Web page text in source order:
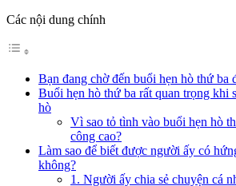
Các nội dung chính
Bạn đang chờ đến buổi hẹn hò thứ ba
Buổi hẹn hò thứ ba rất quan trọng khi
hò
Vì sao tỏ tình vào buổi hẹn hò
công cao?
Làm sao để biết được người ấy có
không?
1. Người ấy chia sẻ chuyện cá